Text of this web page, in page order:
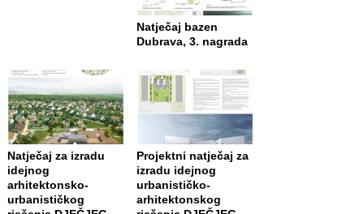
Natječaj bazen
Dubrava, 3. nagrada
Natječaj za izradu
idejnog
arhitektonsko-
urbanističkog
Projektni natječaj za
izradu idejnog
urbanističko-
arhitektonskog